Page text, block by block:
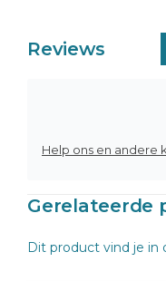
Reviews
Gerelateerde
Dit product vind je in